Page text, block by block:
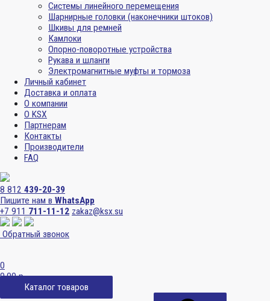
Системы линейного перемещения
Шарнирные головки (наконечники штоков)
Шкивы для ремней
Камлоки
Опорно-поворотные устройства
Рукава и шланги
Электромагнитные муфты и тормоза
Личный кабинет
Доставка и оплата
О компании
О KSX
Партнерам
Контакты
Производители
FAQ
8 812 439-20-39
Пишите нам в WhatsApp
+7 911 711-11-12 zakaz@ksx.su
Обратный звонок
0
0,00р.
Каталог товаров